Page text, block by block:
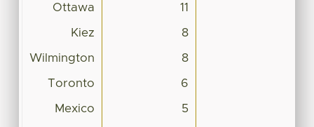
Ottawa 11
Kiez 8
Wilmington 8
Toronto 6
Mexico 5